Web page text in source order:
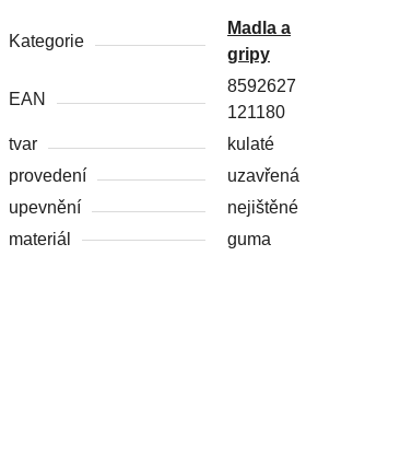
Kategorie
Madla a
gripy
EAN
8592627
121180
tvar
kulaté
provedení
uzavřená
upevnění
nejištěné
materiál
guma